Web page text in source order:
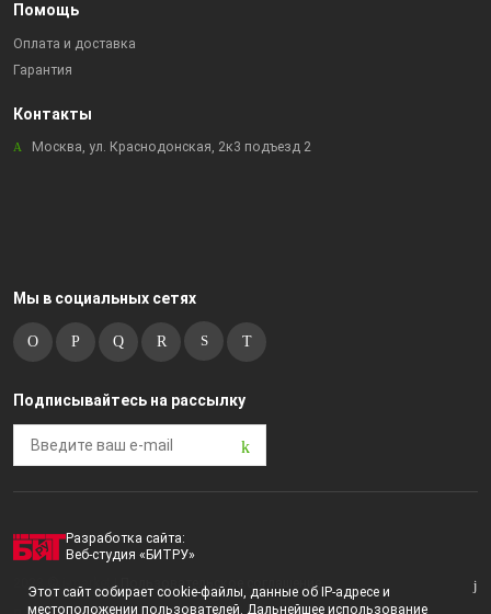
Помощь
Оплата и доставка
Гарантия
Контакты
Москва, ул. Краснодонская, 2к3 подъезд 2
Мы в социальных сетях
Подписывайтесь на рассылку
Разработка сайта:
Веб-студия «БИТРУ»
2023 © i-market |
Пользовательское соглашение
Этот сайт собирает cookie-файлы, данные об IP-адресе и
местоположении пользователей. Дальнейшее использование